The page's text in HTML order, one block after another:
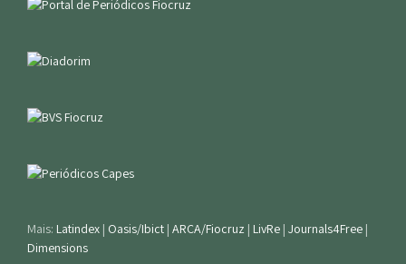
Mais: Latindex | Oasis/Ibict | ARCA/Fiocruz | LivRe | Journals4Free |
Dimensions